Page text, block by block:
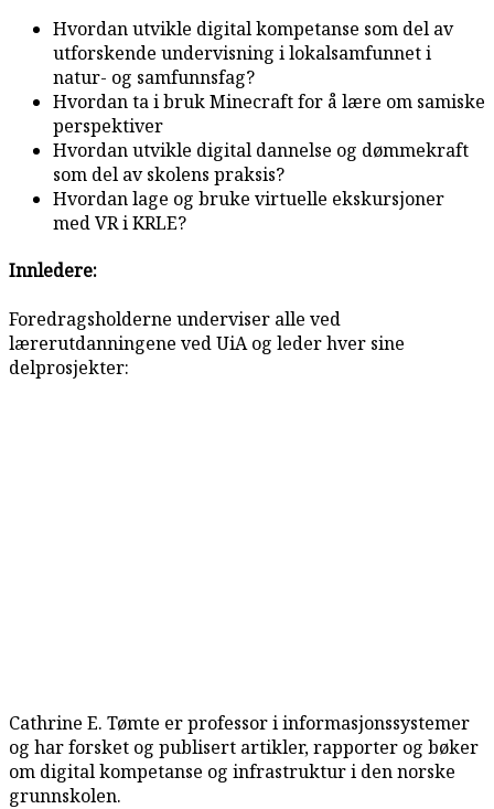
Hvordan utvikle digital kompetanse som del av
utforskende undervisning i lokalsamfunnet i
natur- og samfunnsfag?
Hvordan ta i bruk Minecraft for å lære om samiske
perspektiver
Hvordan utvikle digital dannelse og dømmekraft
som del av skolens praksis?
Hvordan lage og bruke virtuelle ekskursjoner
med VR i KRLE?
Innledere:
Foredragsholderne underviser alle ved
lærerutdanningene ved UiA og leder hver sine
delprosjekter:
Cathrine E. Tømte er professor i informasjonssystemer
og har forsket og publisert artikler, rapporter og bøker
om digital kompetanse og infrastruktur i den norske
grunnskolen.